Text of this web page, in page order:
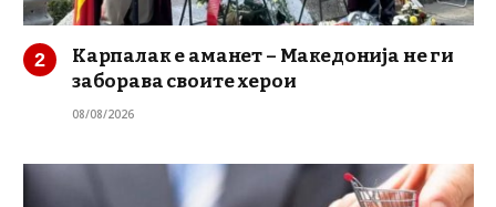
Карпалак е аманет – Македонија не ги
заборава своите херои
08/08/2026